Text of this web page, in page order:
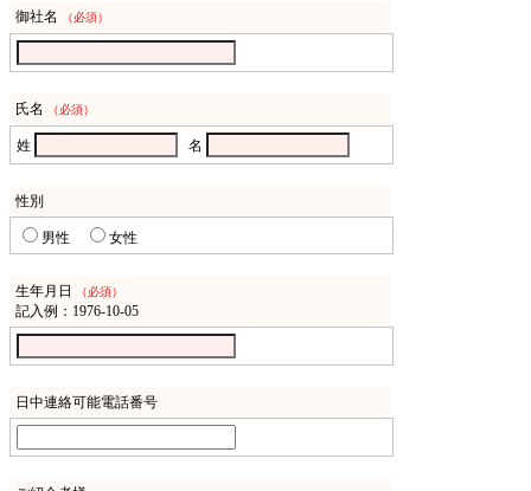
御社名 （必須）
氏名 （必須）
姓 名
性別
男性 女性
生年月日 （必須）
記入例：1976-10-05
日中連絡可能電話番号